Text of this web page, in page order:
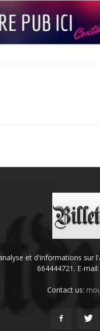
et d'informations sur
664444721. E-
Contact us: